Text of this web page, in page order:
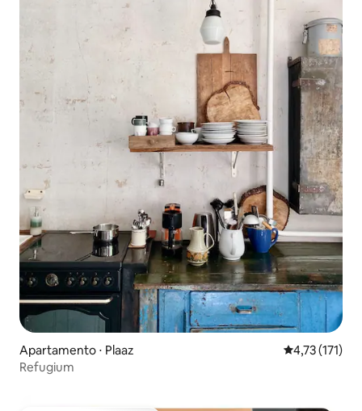
Apartamento ⋅ Plaaz 4,73 de uma
4,73 (171)
Refugium